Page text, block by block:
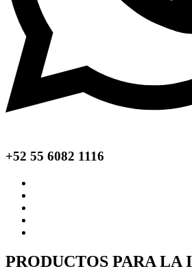
+52 55 6082 1116
PRODUCTOS PARA LA